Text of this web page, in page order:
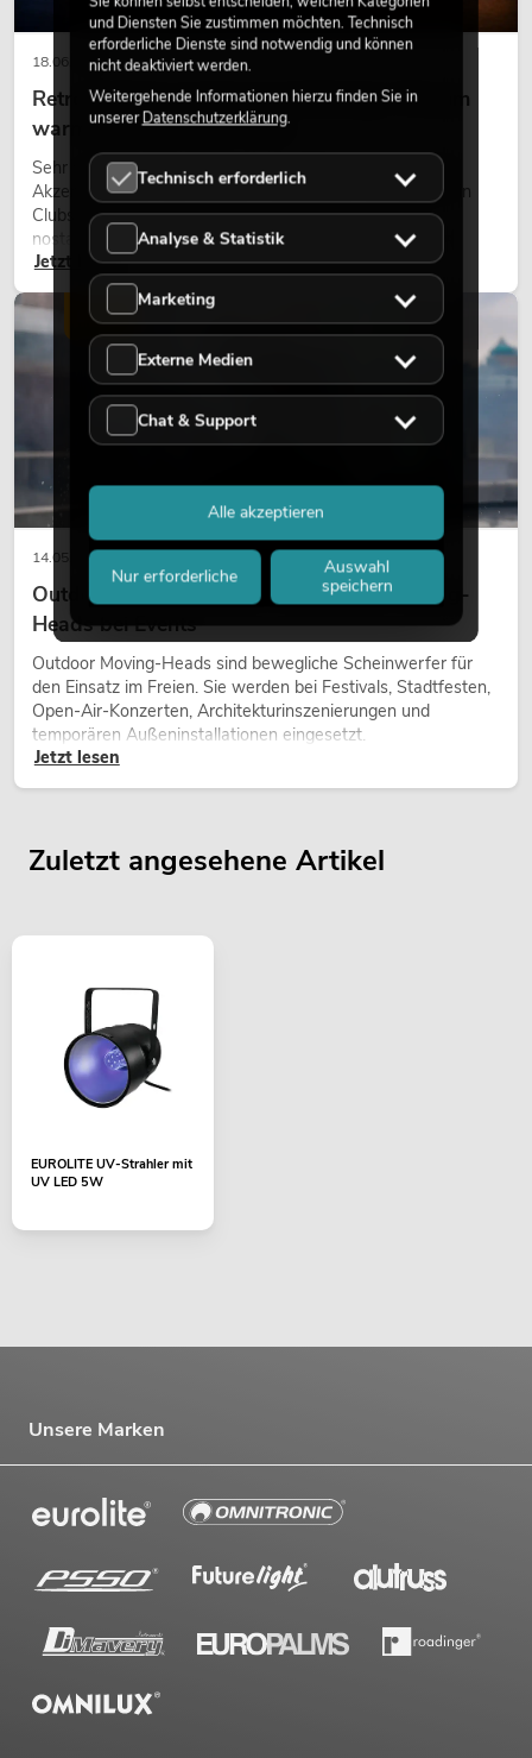
18.06.2026
Retro-Licht im modernen Lichtdesign: Warum
warmes Licht wieder wirkt
Sehr warmes Licht, sichtbare Leuchtflächen und farbige
Akzente prägen viele aktuelle Lichtdesigns auf Bühnen, in
Clubs und bei Events. Retro-Licht ist dabei kein rein
nostalgischer Effekt, sondern ein bewusst eingesetztes
Gestaltungsmittel: Es schafft Atmosphäre, gibt Szenen
Charakter und kann technische LED-Setups emotionaler
wirken lassen.
Jetzt lesen
14.05.2026
Outdoor Moving-Heads: Wetterfeste Moving-
Heads bei Events
Outdoor Moving-Heads sind bewegliche Scheinwerfer für
den Einsatz im Freien. Sie werden bei Festivals, Stadtfesten,
Open-Air-Konzerten, Architekturinszenierungen und
temporären Außeninstallationen eingesetzt.
Jetzt lesen
LICHT
Zuletzt angesehene Artikel
EUROLITE UV-Strahler mit
UV LED 5W
Unsere Marken
und Diensten Sie zustimmen möchten. Technisch
erforderliche Dienste sind notwendig und können
nicht deaktiviert werden.
Weitergehende Informationen hierzu finden Sie in
unsererDatenschutzerklärung.
Technisch erforderlich
Analyse & Statistik
Marketing
Externe Medien
Chat & Support
Nur erforderliche
Auswahl
speichern
Alle akzeptieren